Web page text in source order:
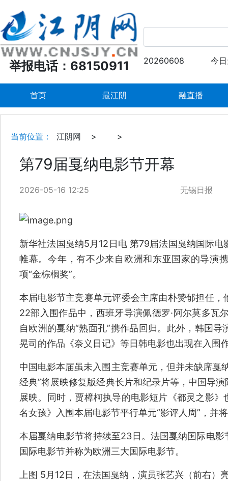
举报电话：68150911 20260608 今
首页 最江阴 融直播
当前位置： 江阴网 > >
第79届戛纳电影节开幕
2026-05-16 12:25 无锡日报
新华社法国戛纳5月12日电 第79届法国戛纳国际
帷幕。今年，有不少来自欧洲和东亚国家的导演
项“金棕榈奖”。
本届电影节主竞赛单元评委会主席由朴赞郁担任
22部入围作品中，西班牙导演佩德罗·阿尔莫多瓦
自欧洲的戛纳“熟面孔”携作品回归。此外，韩国
晃司的作品《奈义日记》等日韩电影也出现在入围
中国电影本届虽未入围主竞赛单元，但并未缺席戛
经典”将展映修复版经典长片和纪录片等，中国导
展映。同时，贾樟柯执导的电影短片《都灵之影
名女孩》入围本届电影节平行单元“影评人周”，并
本届戛纳电影节将持续至23日。法国戛纳国际电
国际电影节并称为欧洲三大国际电影节。
上图 5月12日，在法国戛纳，演员张艺兴（前右）